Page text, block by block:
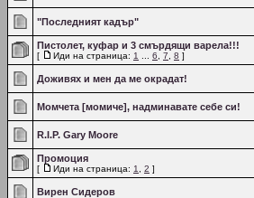
"Последният кадър"
Пистолет, куфар и 3 смърдящи варела!!!
[ Иди на страница: 1 6 7 8 ]
Доживях и мен да ме окрадат!
Момчета [момиче], надминавате себе си!
R.I.P. Gary Moore
Промоция
[ Иди на страница: 1 2 ]
Вирен Сидеров